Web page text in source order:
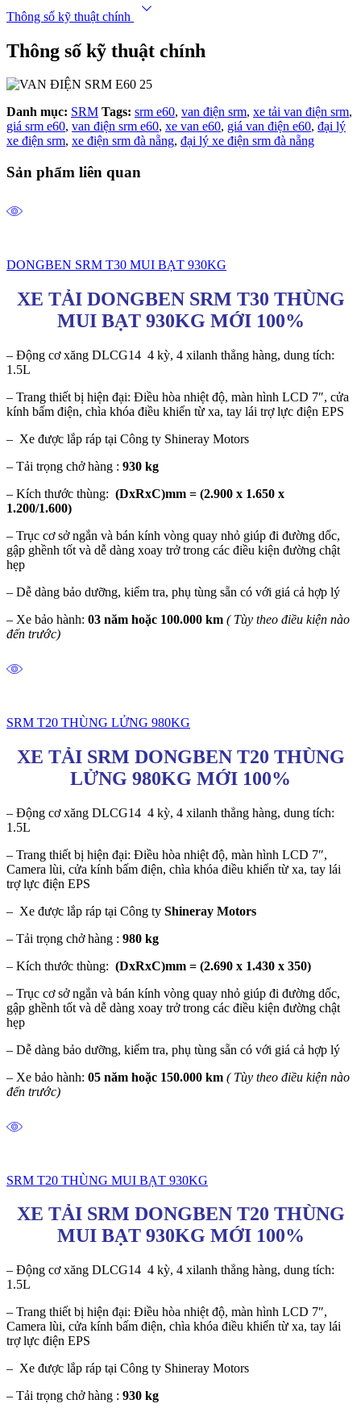
Thông số kỹ thuật chính
Thông số kỹ thuật chính
Danh mục: SRM Tags: srm e60, van điện srm, xe tải van điện srm,
giá srm e60, van điện srm e60, xe van e60, giá van điện e60, đại lý
xe điện srm, xe điện srm đà nẵng, đại lý xe điện srm đà nẵng
Sản phẩm liên quan
DONGBEN SRM T30 MUI BẠT 930KG
XE TẢI DONGBEN SRM T30 THÙNG
MUI BẠT 930KG MỚI 100%
– Động cơ xăng DLCG14 4 kỳ, 4 xilanh thẳng hàng, dung tích:
1.5L
– Trang thiết bị hiện đại: Điều hòa nhiệt độ, màn hình LCD 7″, cửa
kính bấm điện, chìa khóa điều khiển từ xa, tay lái trợ lực điện EPS
– Xe được lắp ráp tại Công ty Shineray Motors
– Tải trọng chở hàng : 930 kg
– Kích thước thùng: (DxRxC)mm = (2.900 x 1.650 x
1.200/1.600)
– Trục cơ sở ngắn và bán kính vòng quay nhỏ giúp đi đường dốc,
gập ghềnh tốt và dễ dàng xoay trở trong các điều kiện đường chật
hẹp
– Dễ dàng bảo dưỡng, kiểm tra, phụ tùng sẵn có với giá cả hợp lý
– Xe bảo hành: 03 năm hoặc 100.000 km ( Tùy theo điều kiện nào
đến trước)
SRM T20 THÙNG LỬNG 980KG
XE TẢI SRM DONGBEN T20 THÙNG
LỬNG 980KG MỚI 100%
– Động cơ xăng DLCG14 4 kỳ, 4 xilanh thẳng hàng, dung tích:
1.5L
– Trang thiết bị hiện đại: Điều hòa nhiệt độ, màn hình LCD 7″,
Camera lùi, cửa kính bấm điện, chìa khóa điều khiển từ xa, tay lái
trợ lực điện EPS
– Xe được lắp ráp tại Công ty Shineray Motors
– Tải trọng chở hàng : 980 kg
– Kích thước thùng: (DxRxC)mm = (2.690 x 1.430 x 350)
– Trục cơ sở ngắn và bán kính vòng quay nhỏ giúp đi đường dốc,
gập ghềnh tốt và dễ dàng xoay trở trong các điều kiện đường chật
hẹp
– Dễ dàng bảo dưỡng, kiểm tra, phụ tùng sẵn có với giá cả hợp lý
– Xe bảo hành: 05 năm hoặc 150.000 km ( Tùy theo điều kiện nào
đến trước)
SRM T20 THÙNG MUI BẠT 930KG
XE TẢI SRM DONGBEN T20 THÙNG
MUI BẠT 930KG MỚI 100%
– Động cơ xăng DLCG14 4 kỳ, 4 xilanh thẳng hàng, dung tích:
1.5L
– Trang thiết bị hiện đại: Điều hòa nhiệt độ, màn hình LCD 7″,
Camera lùi, cửa kính bấm điện, chìa khóa điều khiển từ xa, tay lái
trợ lực điện EPS
– Xe được lắp ráp tại Công ty Shineray Motors
– Tải trọng chở hàng : 930 kg